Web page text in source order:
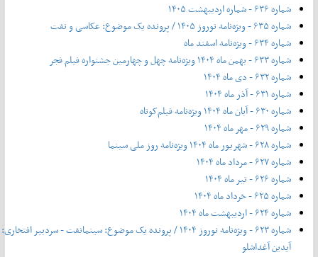
شماره ۶۳۶ - شماره اردیبهشت ۱۴۰۵
شماره ۶۳۵ - ویژه‌نامه نوروز ۱۴۰۵ / پرونده یک موضوع: عکاسی و نفت
شماره ۶۳۴ - ویژه‌نامه اسفند ماه
شماره ۶۳۳ - بهمن ماه ۱۴۰۴ ویژه‌نامه چهل‌ و‌ چهارمین جشنواره فیلم فجر
شماره ۶۳۲ - دی ماه ۱۴۰۴
شماره ۶۳۱ - آذر ماه ۱۴۰۴
شماره ۶۳۰ - آبان ماه ۱۴۰۴ ویژه‌نامه فیلم‌کوتاه
شماره ۶۲۹ - مهر ماه ۱۴۰۴
شماره ۶۲۸ - شهریور ماه ۱۴۰۴ ویژه‌نامه روز ملی سینما
شماره ۶۲۷ - مرداد ماه ۱۴۰۴
شماره ۶۲۶ - تیر ماه ۱۴۰۴
شماره ۶۲۵ - خرداد ماه ۱۴۰۴
شماره ۶۲۴ - اردیبهشت ماه ۱۴۰۴
شماره ۶۲۳ - ویژه‌نامه نوروز ۱۴۰۴ / پرونده یک موضوع: سینمانفت - سردبیر افتخاری:
آیدین آغداشلو